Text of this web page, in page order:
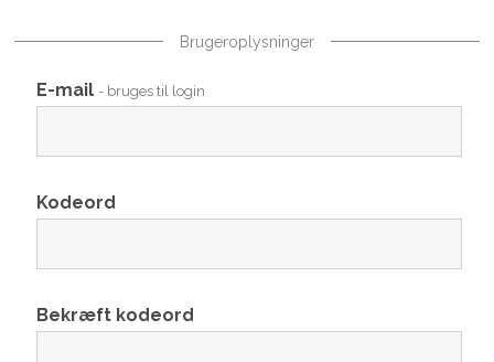
Brugeroplysninger
E-mail - bruges til login
Kodeord
Bekræft kodeord